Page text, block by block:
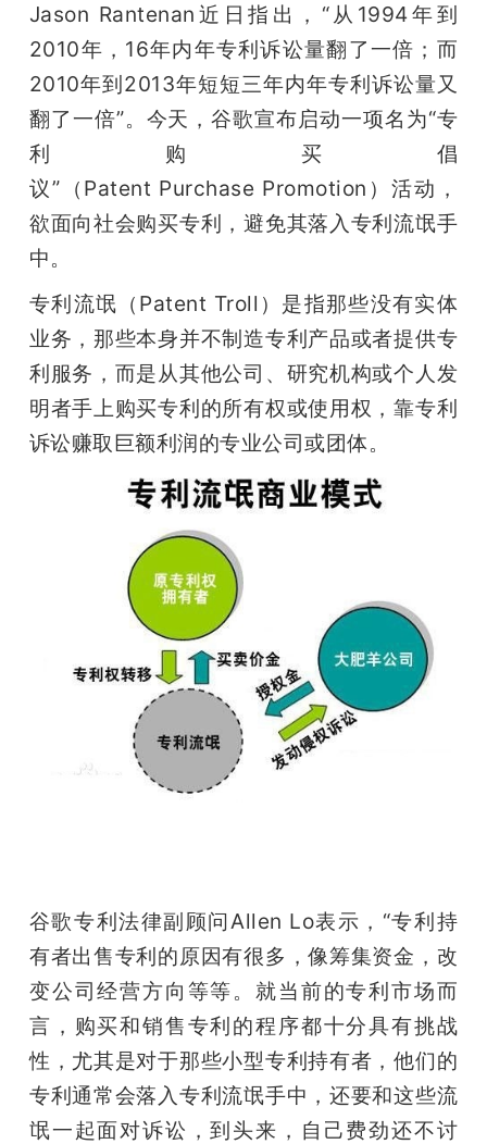
中
心
专
爱
搞
Jason Rantenan近日指出，“从1994年到
2010年，16年内年专利诉讼量翻了一倍；而
2010年到2013年短短三年内年专利诉讼量又
翻了一倍”。今天，谷歌宣布启动一项名为“专
利购买倡
议”（Patent Purchase Promotion）活动，
欲面向社会购买专利，避免其落入专利流氓手
中。
专利流氓（Patent Troll）是指那些没有实体
业务，那些本身并不制造专利产品或者提供专
利服务，而是从其他公司、研究机构或个人发
明者手上购买专利的所有权或使用权，靠专利
诉讼赚取巨额利润的专业公司或团体。
谷歌专利法律副顾问Allen Lo表示，“专利持
有者出售专利的原因有很多，像筹集资金，改
变公司经营方向等等。就当前的专利市场而
言，购买和销售专利的程序都十分具有挑战
性，尤其是对于那些小型专利持有者，他们的
专利通常会落入专利流氓手中，还要和这些流
氓一起面对诉讼，到头来，自己费劲还不讨